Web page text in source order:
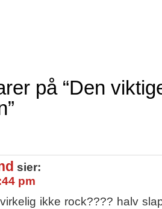
på “Den
sier:
pm
virkelig ikke rock???? halv